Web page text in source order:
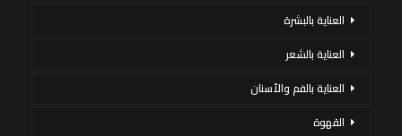
العناية بالبشرة
العناية بالشعر
العناية بالفم والأسنان
القهوة